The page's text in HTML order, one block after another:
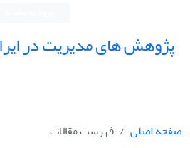
پژوهش های مدیریت در
صفحه اصلی
فهرست مقالات